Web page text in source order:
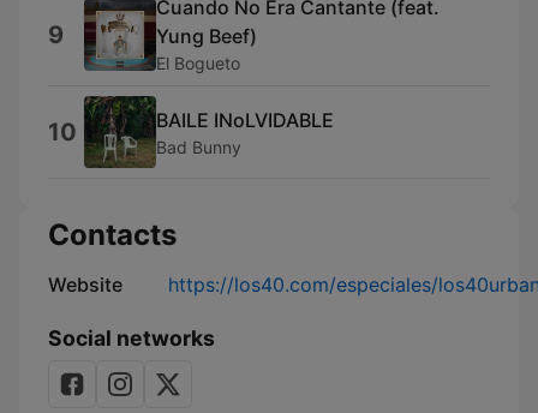
9
Cuando No Era Cantante (feat.
Yung Beef)
El Bogueto
10 BAILE INoLVIDABLE
Bad Bunny
Contacts
Website https://los40.com/especiales/
Social networks